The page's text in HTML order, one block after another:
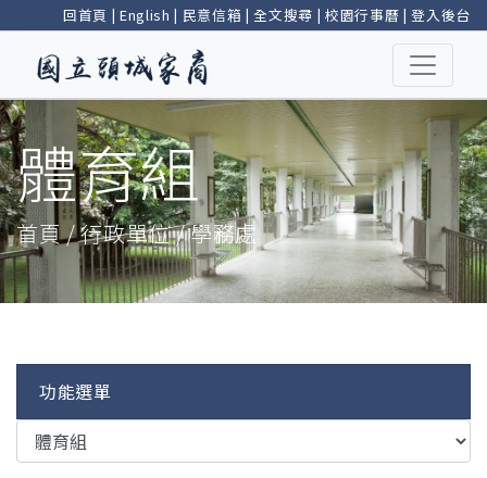
回首頁 | English | 民意信箱 |全文搜尋 | 校園行事曆 |登入後台
體育組
首頁 / 行政單位 / 學務處
功能選單